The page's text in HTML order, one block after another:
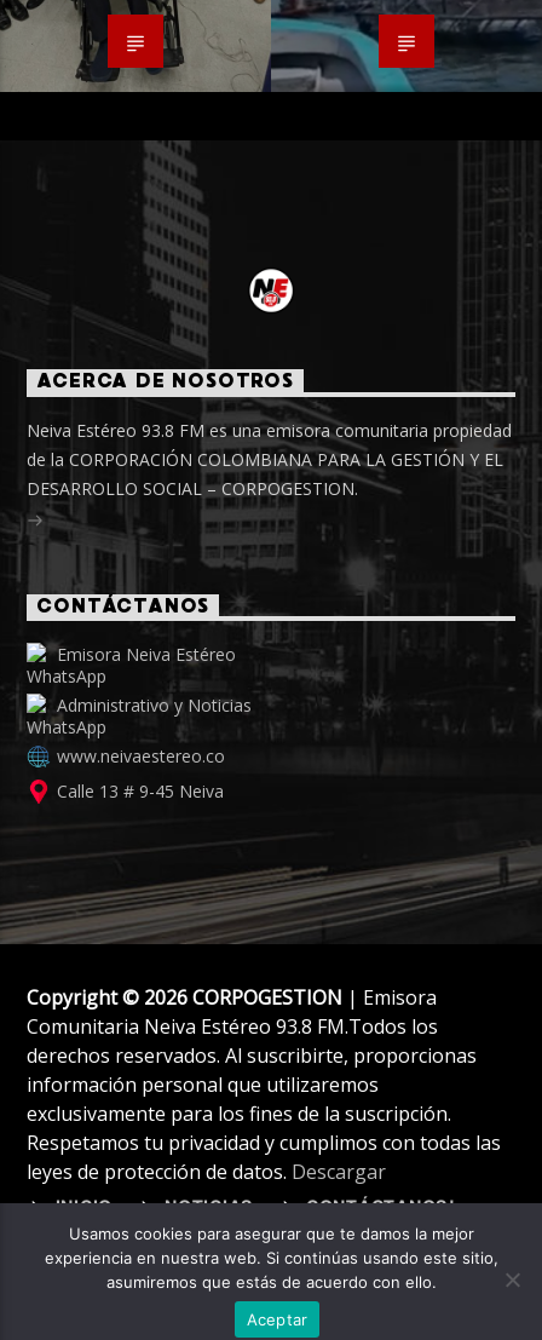
ACERCA DE NOSOTROS
Neiva Estéreo 93.8 FM es una emisora comunitaria propiedad
de la CORPORACIÓN COLOMBIANA PARA LA GESTIÓN Y EL
DESARROLLO SOCIAL – CORPOGESTION.
CONTÁCTANOS
Emisora Neiva Estéreo
Administrativo y Noticias
www.neivaestereo.co
Calle 13 # 9-45 Neiva
Copyright © 2026 CORPOGESTION | Emisora
Comunitaria Neiva Estéreo 93.8 FM.Todos los
derechos reservados. Al suscribirte, proporcionas
información personal que utilizaremos
exclusivamente para los fines de la suscripción.
Respetamos tu privacidad y cumplimos con todas las
leyes de protección de datos. Descargar
INICIO NOTICIAS CONTÁCTANOS!
Usamos cookies para asegurar que te damos la mejor
experiencia en nuestra web. Si continúas usando este sitio,
asumiremos que estás de acuerdo con ello.
Aceptar